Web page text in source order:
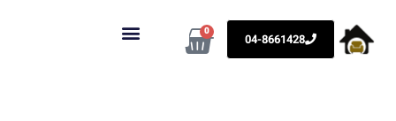
04-8661428
0